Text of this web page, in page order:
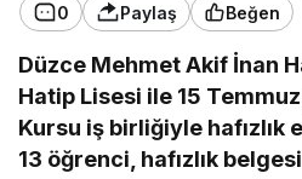
0 Paylaş Beğen
Düzce Mehmet Akif İnan
Hatip Lisesi ile 15
Kursu iş birliğiyle
13 öğrenci, hafızlık